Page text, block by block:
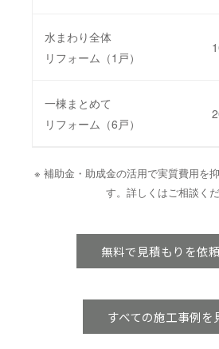
水まわり全体
リフォーム（1戸）
一棟まとめて
リフォーム（6戸）
※ 補助金・助成金の活用で実質費用を
す。詳しくはご相談くだ
無料で見積もりを依
すべての施工事例を